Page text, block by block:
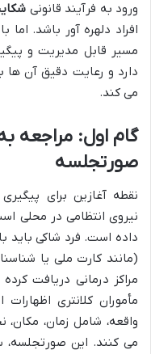
ورود به فرآیند قانونی
افراد دلهره آور باشد.
مسیر قابل مدیریت و
دارد و رعایت دقیق آن
می کند.
گام اول: مراجعه
صورتجلسه
نقطه آغازین برای
نیروی انتظامی در محلی
داده است. فرد شاکی باید
(مانند کارت ملی یا
مراکز درمانی دریافت
مأموران کلانتری
واقعه، شامل زمان، مکان،
می کنند. این